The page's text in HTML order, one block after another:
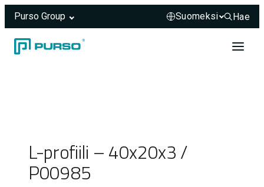
Purso Group
Hae
Hae
L-profiili – 40x20x3 /
P00985